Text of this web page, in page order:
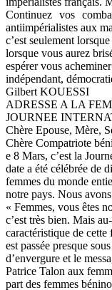
Continuez vos
antiimpérialistes aux
c’est seulement
lorsque vous aurez
espérer vous
indépendant,
Gilbert KOUESSI
ADRESSE A LA
JOURNEE
Chère Epouse, Mère,
Chère Compatriote
e 8 Mars, c’est la
date a été célébrée de
femmes du monde
notre pays. Nous
« Femmes, vous êtes
c’est très bien. Mais
caractéristique de cette
est passée presque
d’envergure et le
Patrice Talon aux
part des femmes